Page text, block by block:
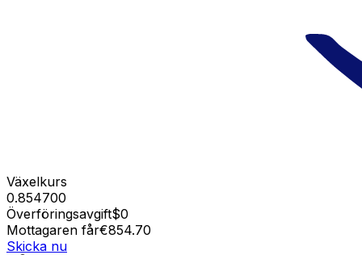
Växelkurs
0.854700
Överföringsavgift$0
Mottagaren får€854.70
Skicka nu